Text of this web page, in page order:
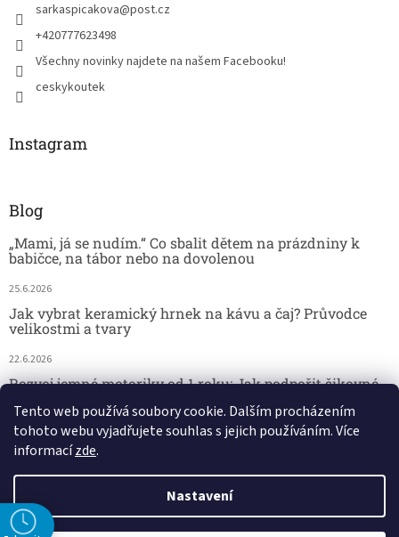
Tento web používá soubory cookie. Dalším procházením
tohoto webu vyjadřujete souhlas s jejich používáním. Více
informacízde.
Nastavení
sarkaspicakova@post.cz
+420777623498
Všechny novinky najdete na našem Facebooku!
ceskykoutek
Instagram
Blog
„Mami, já se nudím.“ Co sbalit dětem na prázdniny k
babičce, na tábor nebo na dovolenou
25.6.2026
Jak vybrat keramický hrnek na kávu a čaj? Průvodce
velikostmi a tvary
22.6.2026
Rozvoj jemné motoriky od 1 roku: Jak podpořit šikovné
18.6.2026
Vytvořil Shoptet